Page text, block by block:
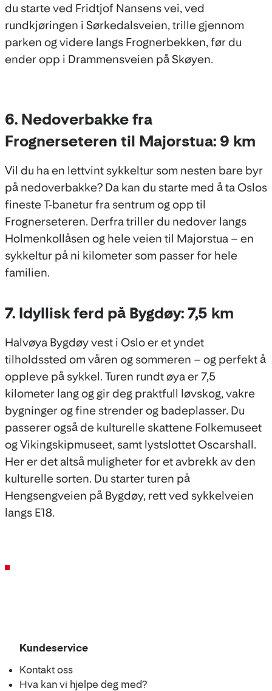
du starte ved Fridtjof Nansens vei, ved
rundkjøringen i Sørkedalsveien, trille gjennom
parken og videre langs Frognerbekken, før du
ender opp i Drammensveien på Skøyen.
6. Nedoverbakke fra
Frognerseteren til Majorstua: 9 km
Vil du ha en lettvint sykkeltur som nesten bare byr
på nedoverbakke? Da kan du starte med å ta Oslos
fineste T-banetur fra sentrum og opp til
Frognerseteren. Derfra triller du nedover langs
Holmenkollåsen og hele veien til Majorstua – en
sykkeltur på ni kilometer som passer for hele
familien.
7. Idyllisk ferd på Bygdøy: 7,5 km
Halvøya Bygdøy vest i Oslo er et yndet
tilholdssted om våren og sommeren – og perfekt å
oppleve på sykkel. Turen rundt øya er 7,5
kilometer lang og gir deg praktfull løvskog, vakre
bygninger og fine strender og badeplasser. Du
passerer også de kulturelle skattene Folkemuseet
og Vikingskipmuseet, samt lystslottet Oscarshall.
Her er det altså muligheter for et avbrekk av den
kulturelle sorten. Du starter turen på
Hengsengveien på Bygdøy, rett ved sykkelveien
langs E18.
Kundeservice
Kontakt oss
Hva kan vi hjelpe deg med?